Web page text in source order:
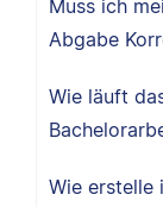
Muss ich
Abgabe
Wie läuft
Wie erstelle